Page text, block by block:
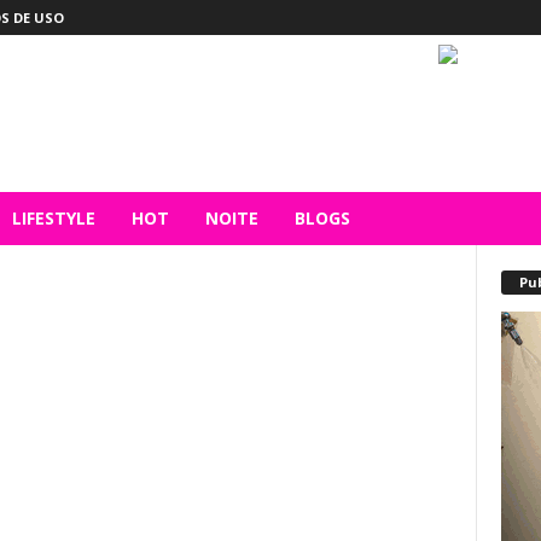
DE USO
LIFESTYLE HOT NOITE BLOGS